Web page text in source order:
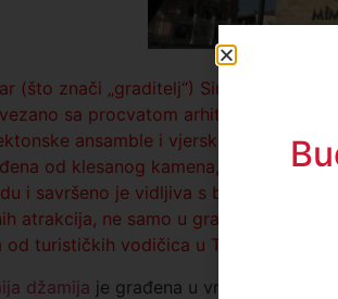
(što znači „graditelj“) Sinan je jedan
sa procvatom arhitekture
ansamble i vjerskih objekata
od klesanog kamena, nalazi se na
i savršeno je vidljiva s bilo kojeg
atrakcija, ne samo u gradu Edirne,
od turističkih vodičica u Turskoj.
džamija je građena u vreme sultana